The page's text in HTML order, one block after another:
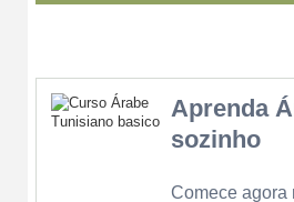
Aprenda
sozinho
Comece agora